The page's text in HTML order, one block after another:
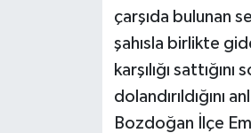
çarşıda bulunan
şahısla birlikte
karşılığı
dolandırıldığını
Bozdoğan İlçe